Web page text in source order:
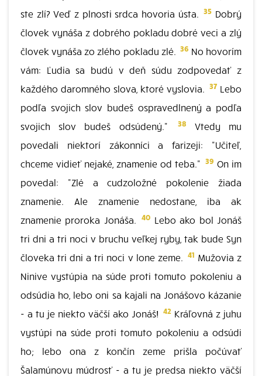
ste zlí? Veď z plnosti srdca hovoria ústa. 35 Dobrý
človek vynáša z dobrého pokladu dobré veci a zlý
človek vynáša zo zlého pokladu zlé. 36 No hovorím
vám: Ľudia sa budú v deň súdu zodpovedať z
každého daromného slova, ktoré vyslovia. 37 Lebo
podľa svojich slov budeš ospravedlnený a podľa
svojich slov budeš odsúdený."
38
Vtedy mu
povedali niektorí zákonníci a farizeji: "Učiteľ,
chceme vidieť nejaké, znamenie od teba." 39 On im
povedal: "Zlé a cudzoložné pokolenie žiada
znamenie. Ale znamenie nedostane, iba ak
znamenie proroka Jonáša.
40 Lebo ako bol Jonáš
tri dni a tri noci v bruchu veľkej ryby, tak bude Syn
človeka tri dni a tri noci v lone zeme. 41 Mužovia z
Ninive vystúpia na súde proti tomuto pokoleniu a
odsúdia ho, lebo oni sa kajali na Jonášovo kázanie
- a tu je niekto väčší ako Jonáš! 42 Kráľovná z juhu
vystúpi na súde proti tomuto pokoleniu a odsúdi
ho; lebo ona z končín zeme prišla počúvať
Šalamúnovu múdrosť - a tu je predsa niekto väčší